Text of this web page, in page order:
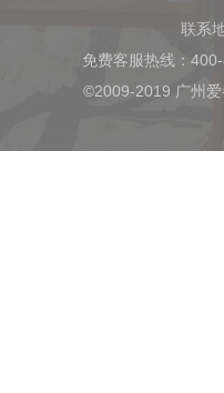
联系
免费客服热线：400-
©2009-2019 广州